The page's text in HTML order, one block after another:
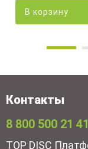
В корзину
Контакты
8 800 500 21 41
TOP DISC